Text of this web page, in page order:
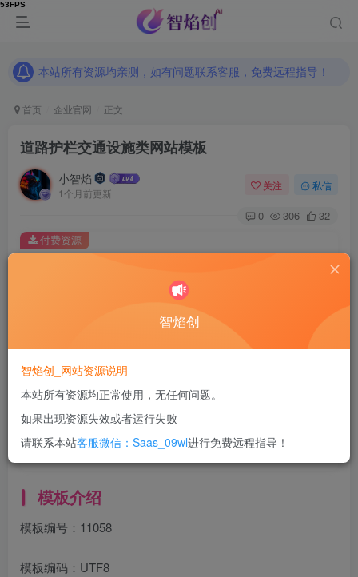
本站所有资源均亲测，如有问题联系客服，免费远程指导！
本站所有资源均亲测，如有问题联系客服，免费远程指导！
首页 企业官网 正文
道路护栏交通设施类网站模板
小智焰
1个月前更新
关注 私信
0 306 32
此内容为付费资源，请付费后查看
RMB9.9
您当前未登录！建议登陆后购买，可保存购买订单
所有工作流及网站模板均无任何问题！
付费资源
模板介绍
模板编号：11058
模板编码：UTF8
智焰创
智焰创_网站资源说明
本站所有资源均正常使用，无任何问题。
如果出现资源失效或者运行失败
请联系本站客服微信：Saas_09wl进行免费远程指导！